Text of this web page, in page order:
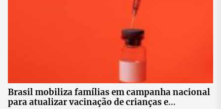
Brasil mobiliza famílias em campanha nacional
para atualizar vacinação de crianças e